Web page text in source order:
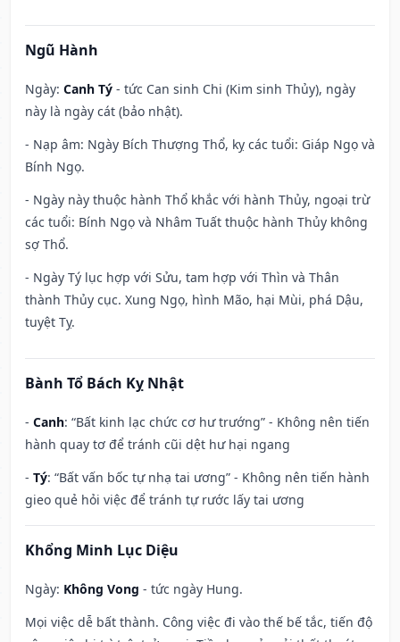
Ngũ Hành
Ngày: Canh Tý - tức Can sinh Chi (Kim sinh Thủy), ngày
này là ngày cát (bảo nhật).
- Nạp âm: Ngày Bích Thượng Thổ, kỵ các tuổi: Giáp Ngọ và
Bính Ngọ.
- Ngày này thuộc hành Thổ khắc với hành Thủy, ngoại trừ
các tuổi: Bính Ngọ và Nhâm Tuất thuộc hành Thủy không
sợ Thổ.
- Ngày Tý lục hợp với Sửu, tam hợp với Thìn và Thân
thành Thủy cục. Xung Ngọ, hình Mão, hại Mùi, phá Dậu,
tuyệt Tỵ.
Bành Tổ Bách Kỵ Nhật
- Canh: “Bất kinh lạc chức cơ hư trướng” - Không nên tiến
hành quay tơ để tránh cũi dệt hư hại ngang
- Tý: “Bất vấn bốc tự nhạ tai ương” - Không nên tiến hành
gieo quẻ hỏi việc để tránh tự rước lấy tai ương
Khổng Minh Lục Diệu
Ngày: Không Vong - tức ngày Hung.
Mọi việc dễ bất thành. Công việc đi vào thế bế tắc, tiến độ